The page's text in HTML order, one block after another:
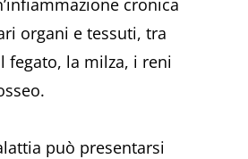
cronica
organi e tessuti, tra
fegato, la milza, i reni
può presentarsi